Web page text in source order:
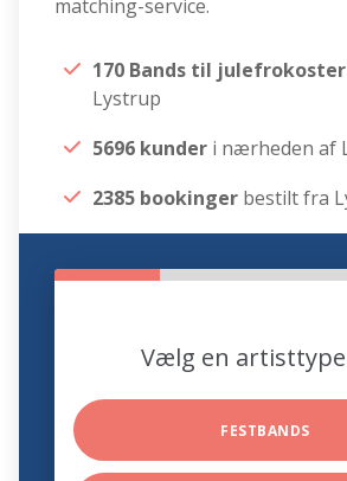
matching-service.
170 Bands til julefrokoster
Lystrup
5696 kunder i nærheden af
2385 bookinger bestilt fra
Vælg en
FESTBANDS